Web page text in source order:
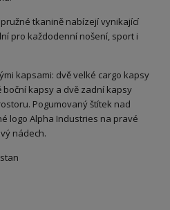
tkanině nabízejí vynikající
pro každodenní nošení, sport i
kapsami: dvě velké cargo kapsy
kapsy a dvě zadní kapsy
Pogumovaný štítek nad
logo Alpha Industries na pravé
nádech.